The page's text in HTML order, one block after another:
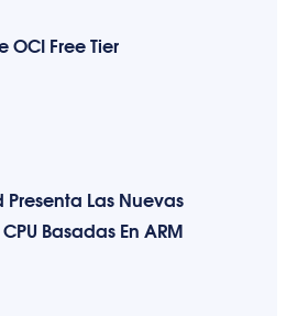
OCI Free Tier
Las Nuevas
Basadas En ARM